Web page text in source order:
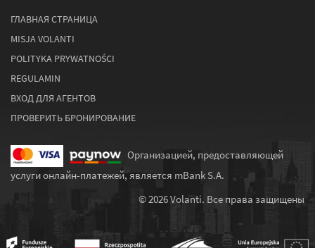
ГЛАВНАЯ СТРАНИЦА
MISJA VOLANTI
POLITYKA PRYWATNOŚCI
REGULAMIN
ВХОД ДЛЯ АГЕНТОВ
ПРОВЕРИТЬ БРОНИРОВАНИЕ
Организацией, предоставляющей
услуги онлайн-платежей, является mBank S.A.
© 2026 Volanti. Все права защищены